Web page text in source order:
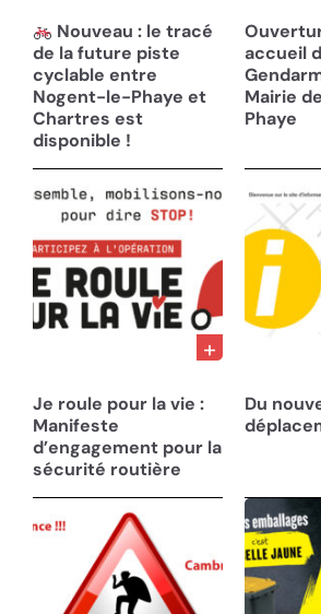
Nouveau : le tracé
de la future piste
cyclable entre
Nogent-le-Phaye et
Chartres est
disponible !
accueil
Mairie
Phaye
Je roule pour la vie :
Manifeste
d’engagement pour la
sécurité routière
Du